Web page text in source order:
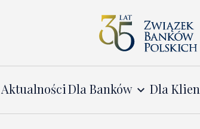
AktualnościDla Banków Dla